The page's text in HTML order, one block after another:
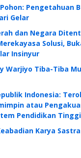
Pengetahuan
Gelar
dan Negara
Solusi,
Insinyur
Warjiyo Tiba-Tiba
Indonesia:
atau
Pendidikan
Karya Sastra